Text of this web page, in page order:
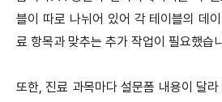
블이 따로 나뉘어 있어 각 테이블의 데
료 항목과 맞추는 추가 작업이 필요했습
또한, 진료 과목마다 설문폼 내용이 달라